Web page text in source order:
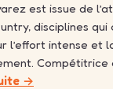
est issue de
disciplines
l’effort intense et
Compétitrice
→